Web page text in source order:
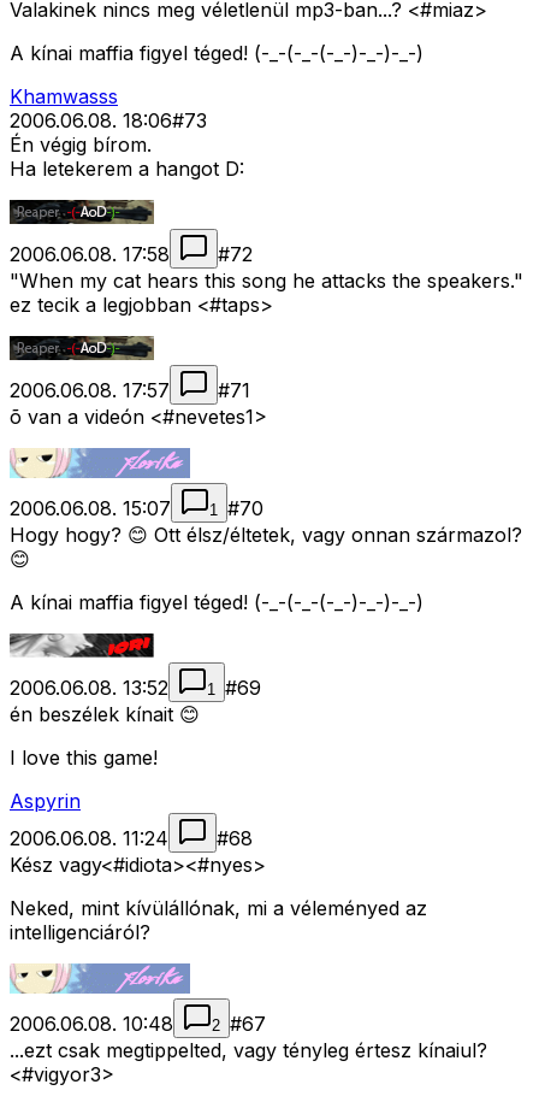
Valakinek nincs meg véletlenül mp3-ban...? <#miaz>
A kínai maffia figyel téged! (-_-(-_-(-_-)-_-)-_-)
Khamwasss
2006.06.08. 18:06#73
Én végig bírom.
Ha letekerem a hangot D:
2006.06.08. 17:58 #72
"When my cat hears this song he attacks the speakers."
ez tecik a legjobban <#taps>
2006.06.08. 17:57 #71
õ van a videón <#nevetes1>
2006.06.08. 15:07 1 #70
Hogy hogy? 😊 Ott élsz/éltetek, vagy onnan származol?
😊
A kínai maffia figyel téged! (-_-(-_-(-_-)-_-)-_-)
2006.06.08. 13:52 1 #69
én beszélek kínait 😊
I love this game!
Aspyrin
2006.06.08. 11:24
#68
Kész vagy<#idiota><#nyes>
Neked, mint kívülállónak, mi a véleményed az
intelligenciáról?
2006.06.08. 10:48 2 #67
...ezt csak megtippelted, vagy tényleg értesz kínaiul?
<#vigyor3>